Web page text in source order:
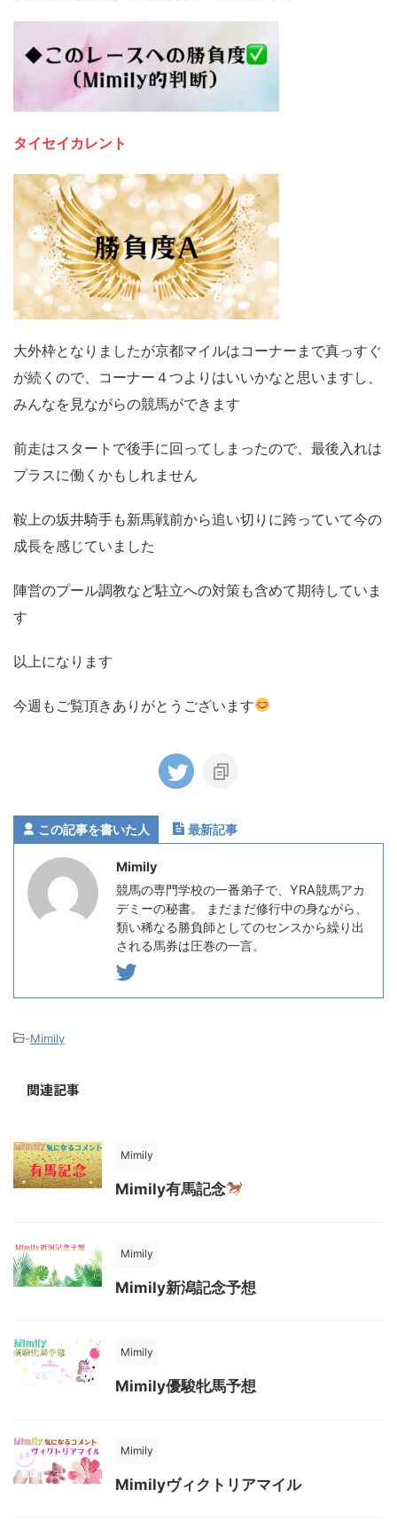
タイセイカレント
大外枠となりましたが京都マイルはコーナーまで真っすぐ
が続くので、コーナー４つよりはいいかなと思いますし、
みんなを見ながらの競馬ができます
前走はスタートで後手に回ってしまったので、最後入れは
プラスに働くかもしれません
鞍上の坂井騎手も新馬戦前から追い切りに跨っていて今の
成長を感じていました
陣営のプール調教など駐立への対策も含めて期待していま
す
以上になります
今週もご覧頂きありがとうございます
この記事を書いた人 最新記事
Mimily
競馬の専門学校の一番弟子で、YRA競馬アカ
デミーの秘書。 まだまだ修行中の身ながら、
類い稀なる勝負師としてのセンスから繰り出
される馬券は圧巻の一言。
-Mimily
関連記事
Mimily
Mimily有馬記念
Mimily
Mimily新潟記念予想
Mimily
Mimily優駿牝馬予想
Mimily
Mimilyヴィクトリアマイル